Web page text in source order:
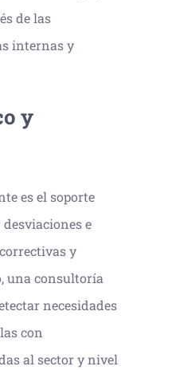
de las
internas y
y
es el soporte
e
y
una consultoría
necesidades
con
al sector y nivel